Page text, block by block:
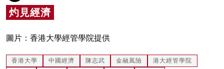
關於我們
灼見經濟
圖片：香港大學經管學院提供
香港大學 中國經濟 陳志武 金融風險
港大經管學院